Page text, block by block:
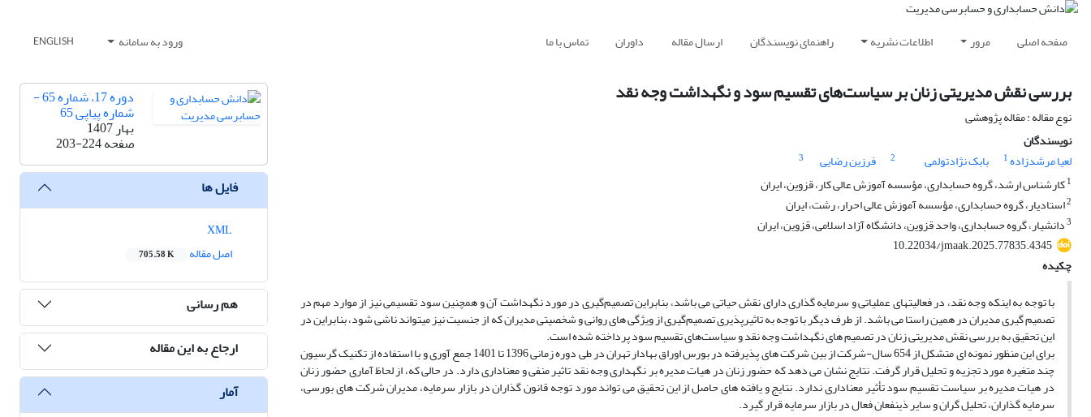
صفحه اصلی مرور اطلاعات نشریه راهنمای نویسندگان ارسال مقاله داوران تماس با ما ورود به سامانه ENGLISH
بررسی نقش مدیریتی زنان بر سیاست‌های تقسیم سود و نگهداشت وجه نقد
نوع مقاله : مقاله پژوهشی
نویسندگان
لعیا مرشدزاده1 بابک نژادتولمی 2 فرزین رضایی
3
1کارشناس ارشد، گروه حسابداری، مؤسسه آموزش عالی کار، قزوین، ایران
2استادیار، گروه حسابداری، مؤسسه آموزش عالی احرار، رشت، ایران
3دانشیار، گروه حسابداری، واحد قزوین، دانشگاه آزاد اسلامی، قزوین، ایران
10.22034/jmaak.2025.77835.4345
چکیده
با توجه به اینکه وجه نقد، در فعالیتهای عملیاتی و سرمایه گذاری دارای نقش حیاتی می باشد، بنابراین تصمیم‌گیری در مورد نگهداشت آن و همچنین سود تقسیمی نیز از موارد مهم در
تصمیم گیری مدیران در همین راستا می باشد. از طرف دیگر با توجه به تاثیر‌پذیری تصمیم‌گیری از ویژگی های روانی و شخصیتی مدیران که از جنسیت نیز میتواند ناشی شود، بنابراین در
این تحقیق به بررسی نقش مدیریتی زنان در تصمیم های نگهداشت وجه نقد و سیاست‌های تقسیم سود پرداخته شده است.
برای این منظور نمونه ای متشکل از 654 سال-شرکت از بین شرکت های پذیرفته در بورس اوراق بهادار تهران در طی دوره زمانی 1396 تا 1401 جمع آوری و با استفاده از تکنیک گرسیون
چند متغیره مورد تجزیه و تحلیل قرار گرفت. نتایج نشان می دهد که حضور زنان در هیات مدیره بر نگهداری وجه نقد تاثیر منفی و معناداری دارد. در حالی که، از لحاظ آماری حضور زنان
در هیات مدیره بر سیاست تقسیم سود تأثیر معناداری ندارد. نتایج و یافته های حاصل از این تحقیق می تواند مورد توجه قانون گذاران در بازار سرمایه، مدیران شرکت های بورسی،
سرمایه گذاران، تحلیل گران و سایر ذینفعان فعال در بازار سرمایه قرار گیرد.
دوره 17، شماره 65 -
شماره پیاپی 65
بهار 1407
صفحه203-224
فایل ها
اصل مقاله
705.58 K
هم رسانی
ارجاع به این مقاله
آمار